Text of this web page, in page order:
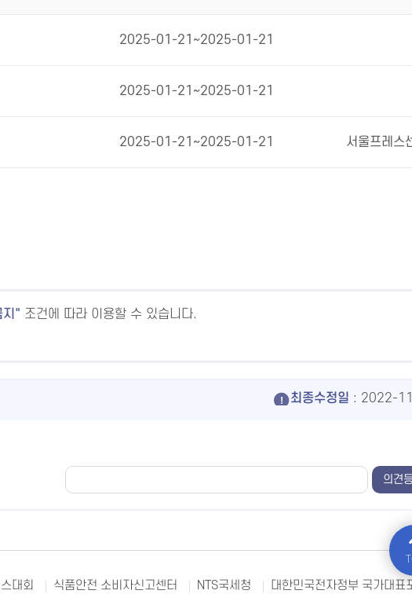
2025-01-21~2025-01-21
2025-01-21~2025-01-21
2025-01-21~2025-01-21 서울프레스
조건에 따라 이용할 수 있습니다.
최종수정일 : 2022-
대회 식품안전 소비자신고센터 NTS국세청 대한민국전자정부 국가대표